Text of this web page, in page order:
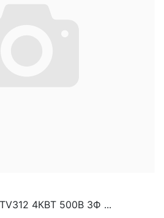
4КВТ 500В 3Ф ...